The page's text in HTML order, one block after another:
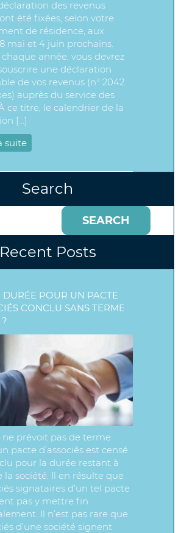
des revenus
été fixées, selon votre
de résidence, aux
mai et 4 juin prochains.
année, vous devrez
une déclaration
de vos revenus (n° 2042
auprès du service des
ce titre, le calendrier de la
[…]
suite
Search
Recent Posts
DURÉE POUR UN PACTE
CONCLU SANS TERME
ne prévoit pas de terme
pacte d’associés est censé
pour la durée restant à
la société. Il en résulte que
signataires d’un tel pacte
pas y mettre fin
Il n’est pas rare que
d’une société signent